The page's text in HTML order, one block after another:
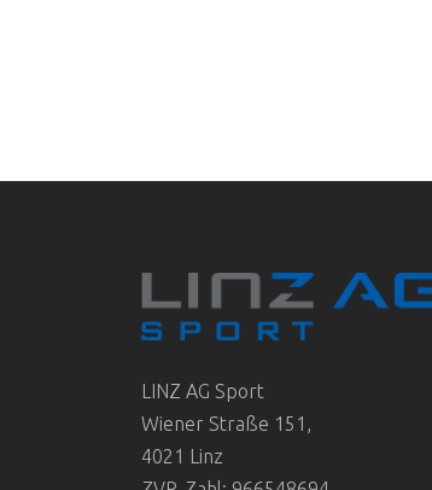
LINZ AG Sport
Wiener Straße 151,
4021 Linz